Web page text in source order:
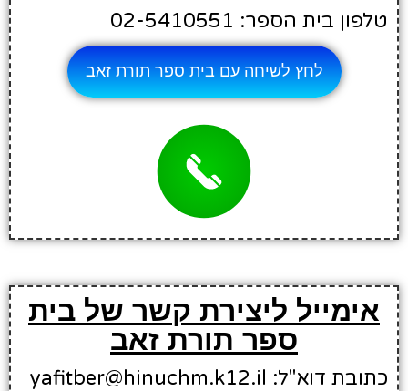
טלפון בית הספר: 02-5410551
לחץ לשיחה עם בית ספר תורת זאב
אימייל ליצירת קשר של בית
ספר תורת זאב
כתובת דוא"ל: yafitber@hinuchm.k12.il